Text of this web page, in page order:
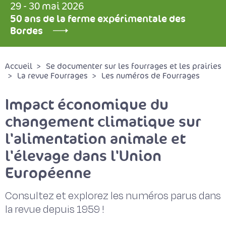
29 - 30 mai 2026
50 ans de la ferme expérimentale des
Bordes
Accueil
Se documenter sur les fourrages et les prairies
La revue Fourrages
Les numéros de Fourrages
Impact économique du
changement climatique sur
l'alimentation animale et
l'élevage dans l'Union
Européenne
Consultez et explorez les numéros parus dans
la revue depuis 1959 !